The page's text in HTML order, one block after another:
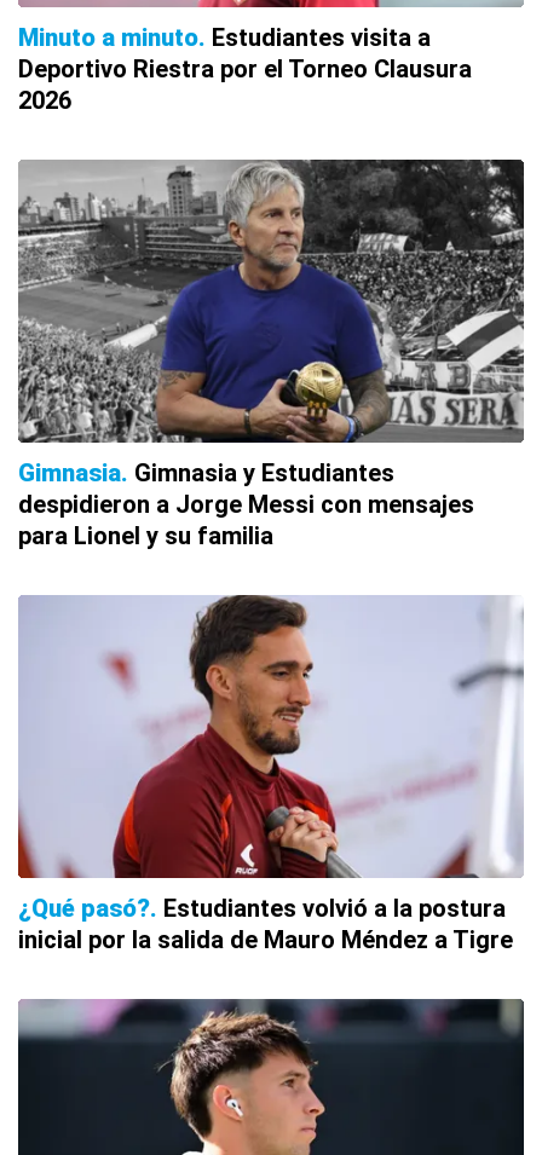
Minuto a minuto Estudiantes visita a
Deportivo Riestra por el Torneo Clausura
2026
Gimnasia Gimnasia y Estudiantes
despidieron a Jorge Messi con mensajes
para Lionel y su familia
¿Qué pasó? Estudiantes volvió a la postura
inicial por la salida de Mauro Méndez a Tigre